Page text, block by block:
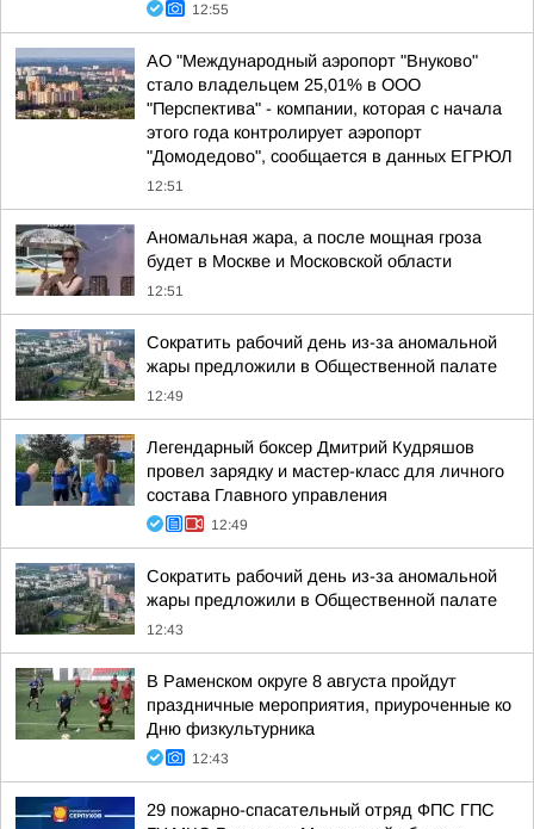
12:55
АО "Международный аэропорт "Внуково"
стало владельцем 25,01% в ООО
"Перспектива" - компании, которая с начала
этого года контролирует аэропорт
"Домодедово", сообщается в данных ЕГРЮЛ
12:51
Аномальная жара, а после мощная гроза
будет в Москве и Московской области
12:51
Сократить рабочий день из-за аномальной
жары предложили в Общественной палате
12:49
Легендарный боксер Дмитрий Кудряшов
провел зарядку и мастер-класс для личного
состава Главного управления
12:49
Сократить рабочий день из-за аномальной
жары предложили в Общественной палате
12:43
В Раменском округе 8 августа пройдут
праздничные мероприятия, приуроченные ко
Дню физкультурника
12:43
29 пожарно-спасательный отряд ФПС ГПС